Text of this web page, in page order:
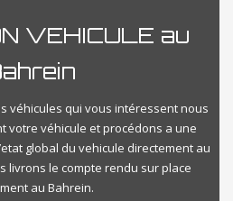
VEHICULE au
véhicules qui vous intéressent nous
votre véhicule et procédons a une
global du vehicule directement au
livrons le compte rendu sur place
au Bahrein.